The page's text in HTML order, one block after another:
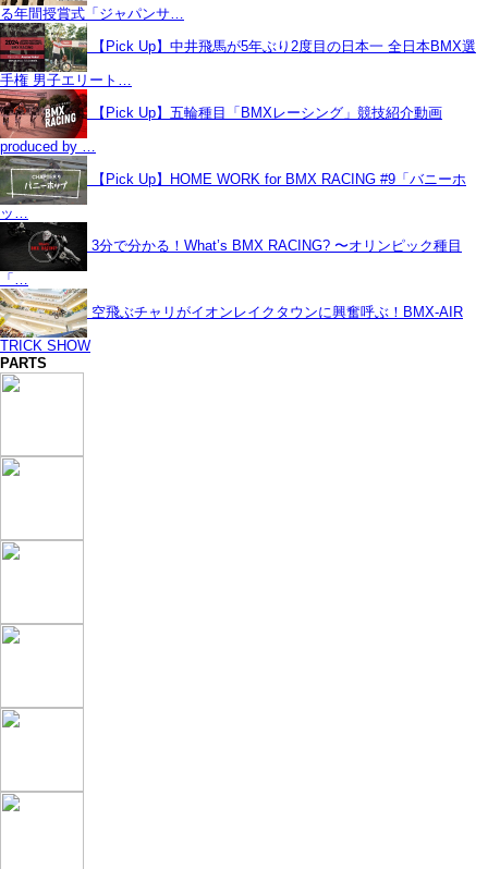
る年間授賞式「ジャパンサ…
【Pick Up】中井飛馬が5年ぶり2度目の日本一 全日本BMX選
手権 男子エリート…
【Pick Up】五輪種目「BMXレーシング」競技紹介動画
produced by …
【Pick Up】HOME WORK for BMX RACING #9「バニーホ
ッ…
3分で分かる！What’s BMX RACING? 〜オリンピック種目
「…
空飛ぶチャリがイオンレイクタウンに興奮呼ぶ！BMX-AIR
TRICK SHOW
PARTS